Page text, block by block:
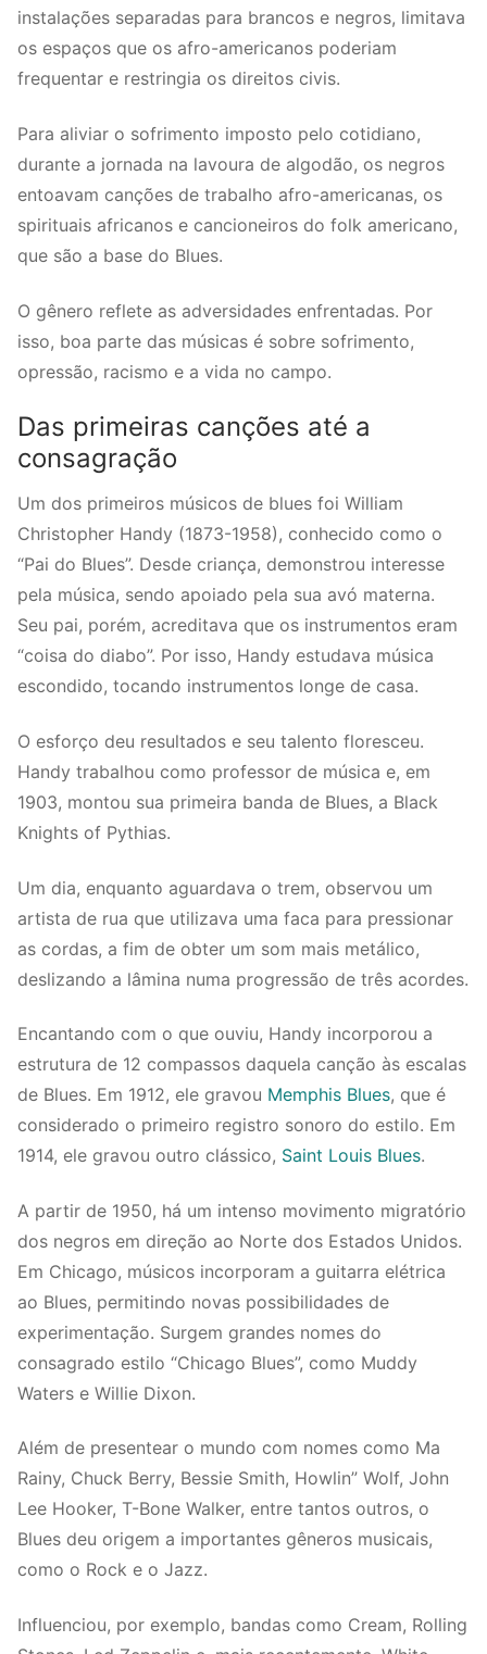
instalações separadas para brancos e negros, limitava
os espaços que os afro-americanos poderiam
frequentar e restringia os direitos civis.
Para aliviar o sofrimento imposto pelo cotidiano,
durante a jornada na lavoura de algodão, os negros
entoavam canções de trabalho afro-americanas, os
spirituais africanos e cancioneiros do folk americano,
que são a base do Blues.
O gênero reflete as adversidades enfrentadas. Por
isso, boa parte das músicas é sobre sofrimento,
opressão, racismo e a vida no campo.
Das primeiras canções até a
consagração
Um dos primeiros músicos de blues foi William
Christopher Handy (1873-1958), conhecido como o
“Pai do Blues”. Desde criança, demonstrou interesse
pela música, sendo apoiado pela sua avó materna.
Seu pai, porém, acreditava que os instrumentos eram
“coisa do diabo”. Por isso, Handy estudava música
escondido, tocando instrumentos longe de casa.
O esforço deu resultados e seu talento floresceu.
Handy trabalhou como professor de música e, em
1903, montou sua primeira banda de Blues, a Black
Knights of Pythias.
Um dia, enquanto aguardava o trem, observou um
artista de rua que utilizava uma faca para pressionar
as cordas, a fim de obter um som mais metálico,
deslizando a lâmina numa progressão de três acordes.
Encantando com o que ouviu, Handy incorporou a
estrutura de 12 compassos daquela canção às escalas
de Blues. Em 1912, ele gravou Memphis Blues, que é
considerado o primeiro registro sonoro do estilo. Em
1914, ele gravou outro clássico, Saint Louis Blues.
A partir de 1950, há um intenso movimento migratório
dos negros em direção ao Norte dos Estados Unidos.
Em Chicago, músicos incorporam a guitarra elétrica
ao Blues, permitindo novas possibilidades de
experimentação. Surgem grandes nomes do
consagrado estilo “Chicago Blues”, como Muddy
Waters e Willie Dixon.
Além de presentear o mundo com nomes como Ma
Rainy, Chuck Berry, Bessie Smith, Howlin” Wolf, John
Lee Hooker, T-Bone Walker, entre tantos outros, o
Blues deu origem a importantes gêneros musicais,
como o Rock e o Jazz.
Influenciou, por exemplo, bandas como Cream, Rolling